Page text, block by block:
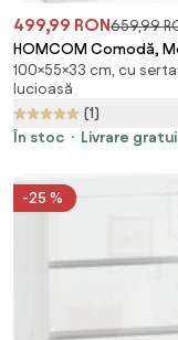
499,99 RON659,99
HOMCOM Comodă,
și Anti-răsturnare,
Depozitare cu 5
Melaminat, 55x33x100
Lucios | Aosom
100×55×33 cm, cu
lucioasă
(1)
În stoc
Livrare
-25 %